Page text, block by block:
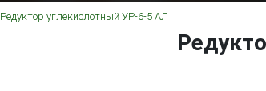
Редуктор углекислотный УР-6-5 АЛ